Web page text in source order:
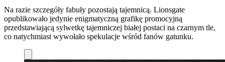
Na razie szczegóły fabuły pozostają tajemnicą. Lionsgate
opublikowało jedynie enigmatyczną grafikę promocyjną
przedstawiającą sylwetkę tajemniczej białej postaci na czarnym tle,
co natychmiast wywołało spekulacje wśród fanów gatunku.